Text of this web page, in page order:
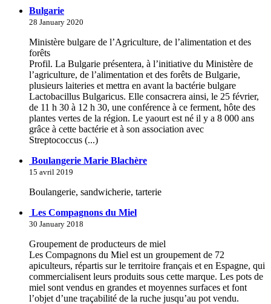
Bulgarie
28 January 2020
Ministère bulgare de l’Agriculture, de l’alimentation et des
forêts
Profil. La Bulgarie présentera, à l’initiative du Ministère de
l’agriculture, de l’alimentation et des forêts de Bulgarie,
plusieurs laiteries et mettra en avant la bactérie bulgare
Lactobacillus Bulgaricus. Elle consacrera ainsi, le 25 février,
de 11 h 30 à 12 h 30, une conférence à ce ferment, hôte des
plantes vertes de la région. Le yaourt est né il y a 8 000 ans
grâce à cette bactérie et à son association avec
Streptococcus (...)
Boulangerie Marie Blachère
15 avril 2019
Boulangerie, sandwicherie, tarterie
Les Compagnons du Miel
30 January 2018
Groupement de producteurs de miel
Les Compagnons du Miel est un groupement de 72
apiculteurs, répartis sur le territoire français et en Espagne, qui
commercialisent leurs produits sous cette marque. Les pots de
miel sont vendus en grandes et moyennes surfaces et font
l’objet d’une traçabilité de la ruche jusqu’au pot vendu.